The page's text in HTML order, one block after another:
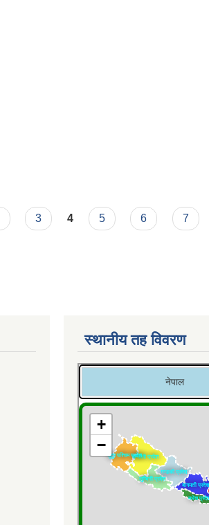
3 4 5 6 7
स्थानीय तह विवरण